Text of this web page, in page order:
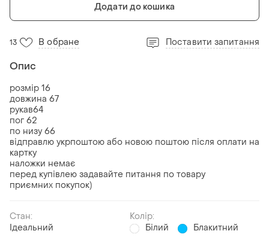
Додати до кошика
13 В обране Поставити запитання
Опис
розмір 16
довжина 67
рукав64
пог 62
по низу 66
відправлю укрпоштою або новою поштою після оплати на
картку
наложки немає
перед купівлею задавайте питання по товару
приємних покупок)
Стан:
Ідеальний
Колір:
Білий
Блакитний